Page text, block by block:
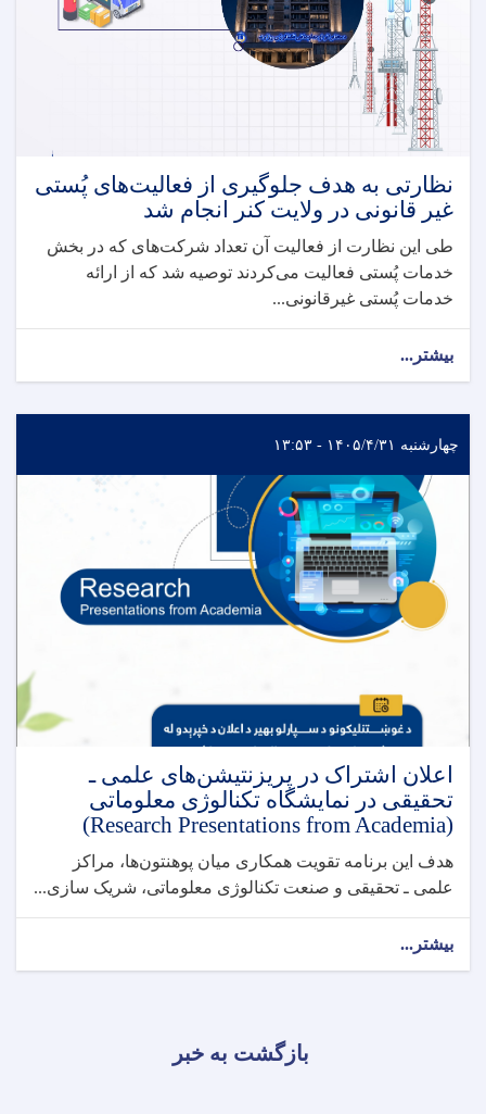
نظارتی به هدف جلوگیری از فعالیت‌های پُستی
غیر قانونی در ولایت کنر انجام شد
طی این نظارت از فعالیت آن تعداد شرکت‌های که در بخش
خدمات پُستی فعالیت می‌کردند توصیه شد که از ارائه
خدمات پُستی غیرقانونی...
بیشتر...
چهارشنبه ۱۴۰۵/۴/۳۱ - ۱۳:۵۳
اعلان اشتراک در پریزنتیشن‌های علمی ـ
تحقیقی در نمایشگاه تکنالوژی معلوماتی
(Research Presentations from Academia)
هدف این برنامه تقویت همکاری میان پوهنتون‌ها، مراکز
علمی ـ تحقیقی و صنعت تکنالوژی معلوماتی، شریک ‌سازی...
بیشتر...
بازگشت به خبر